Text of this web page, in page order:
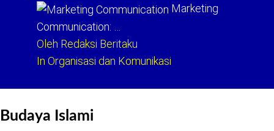
Marketing
Communication: …
Oleh Redaksi Beritaku
In Organisasi dan Komunikasi
Budaya Islami